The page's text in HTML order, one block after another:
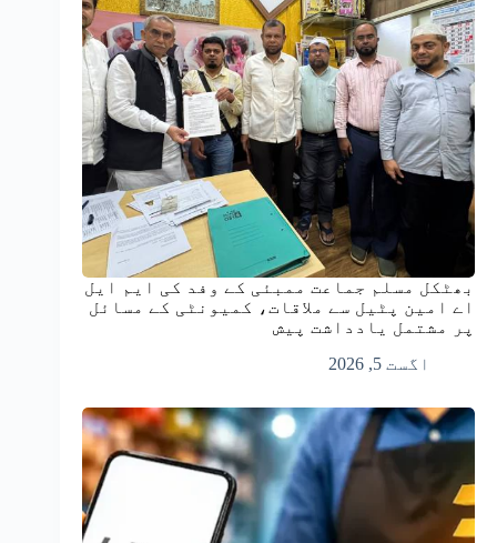
بھٹکل مسلم جماعت ممبئی کے وفد کی ایم ایل
اے امین پٹیل سے ملاقات، کمیونٹی کے مسائل
پر مشتمل یادداشت پیش
اگست 5, 2026